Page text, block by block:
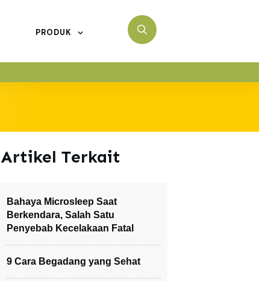
PRODUK
Artikel Terkait
Bahaya Microsleep Saat
Berkendara, Salah Satu
Penyebab Kecelakaan Fatal
9 Cara Begadang yang Sehat